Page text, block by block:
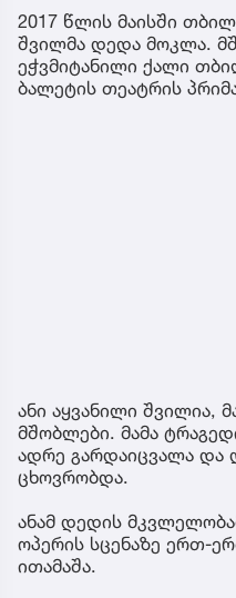
2017 წლის მაისში
შვილმა დედა მოკლა.
ეჭვმიტანილი ქალი
ბალეტის თეატრის
ანი აყვანილი შვილია,
მშობლები. მამა
ადრე გარდაიცვალა და
ცხოვრობდა.
ანამ დედის
ოპერის სცენაზე ერთ-
ითამაშა.